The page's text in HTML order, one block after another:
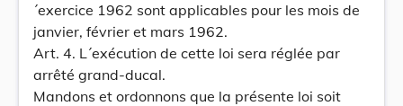
´exercice 1962 sont applicables pour les mois de
janvier, février et mars 1962.
Art. 4. L´exécution de cette loi sera réglée par
arrêté grand-ducal.
Mandons et ordonnons que la présente loi soit